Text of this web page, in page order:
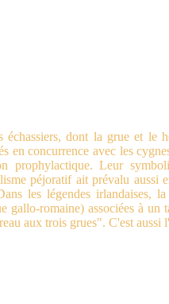
échassiers, dont la grue et le
en concurrence avec les
prophylactique. Leur
péjoratif ait prévalu aussi
les légendes irlandaises,
gallo-romaine) associées à
aux trois grues". C'est aussi